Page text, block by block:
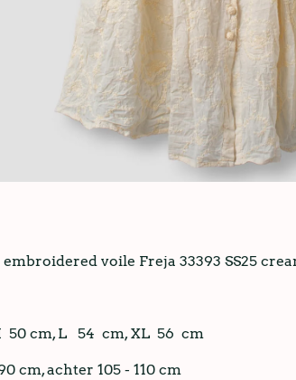
voile Freja 33393 SS25
50 cm, L 54 cm, XL 56 cm
cm, achter 105 - 110 cm